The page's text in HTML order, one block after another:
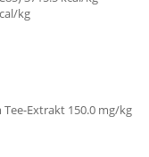
kg
Extrakt 150.0 mg/kg